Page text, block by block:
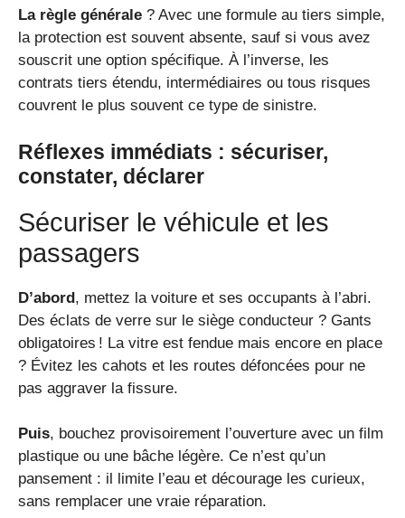
La règle générale ? Avec une formule au tiers simple,
la protection est souvent absente, sauf si vous avez
souscrit une option spécifique. À l’inverse, les
contrats tiers étendu, intermédiaires ou tous risques
couvrent le plus souvent ce type de sinistre.
Réflexes immédiats : sécuriser,
constater, déclarer
Sécuriser le véhicule et les
passagers
D’abord, mettez la voiture et ses occupants à l’abri.
Des éclats de verre sur le siège conducteur ? Gants
obligatoires ! La vitre est fendue mais encore en place
? Évitez les cahots et les routes défoncées pour ne
pas aggraver la fissure.
Puis, bouchez provisoirement l’ouverture avec un film
plastique ou une bâche légère. Ce n’est qu’un
pansement : il limite l’eau et décourage les curieux,
sans remplacer une vraie réparation.